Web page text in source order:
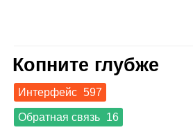
Копните глубже
Интерфейс 597
Обратная связь 16